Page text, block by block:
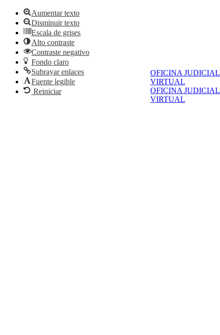
OFICINA JUDICIAL
VIRTUAL
OFICINA JUDICIAL
VIRTUAL
Aumentar texto
Disminuir texto
Escala de grises
Alto contraste
Contraste negativo
Fondo claro
Subrayar enlaces
Fuente legible
Reiniciar